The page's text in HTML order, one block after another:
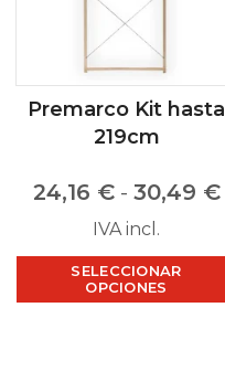
Premarco Kit hasta
219cm
24,16 € - 30,49 €
IVA incl.
SELECCIONAR
OPCIONES